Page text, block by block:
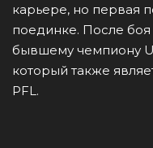
карьере, но первая
поединке. После
бывшему чемпиону
который также
PFL.